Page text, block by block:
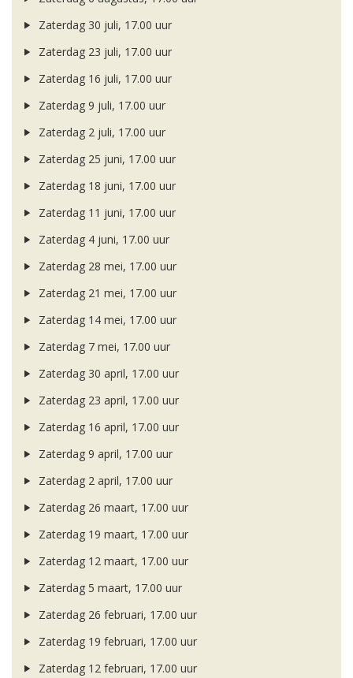
Zaterdag 30 juli, 17.00 uur
Zaterdag 23 juli, 17.00 uur
Zaterdag 16 juli, 17.00 uur
Zaterdag 9 juli, 17.00 uur
Zaterdag 2 juli, 17.00 uur
Zaterdag 25 juni, 17.00 uur
Zaterdag 18 juni, 17.00 uur
Zaterdag 11 juni, 17.00 uur
Zaterdag 4 juni, 17.00 uur
Zaterdag 28 mei, 17.00 uur
Zaterdag 21 mei, 17.00 uur
Zaterdag 14 mei, 17.00 uur
Zaterdag 7 mei, 17.00 uur
Zaterdag 30 april, 17.00 uur
Zaterdag 23 april, 17.00 uur
Zaterdag 16 april, 17.00 uur
Zaterdag 9 april, 17.00 uur
Zaterdag 2 april, 17.00 uur
Zaterdag 26 maart, 17.00 uur
Zaterdag 19 maart, 17.00 uur
Zaterdag 12 maart, 17.00 uur
Zaterdag 5 maart, 17.00 uur
Zaterdag 26 februari, 17.00 uur
Zaterdag 19 februari, 17.00 uur
Zaterdag 12 februari, 17.00 uur